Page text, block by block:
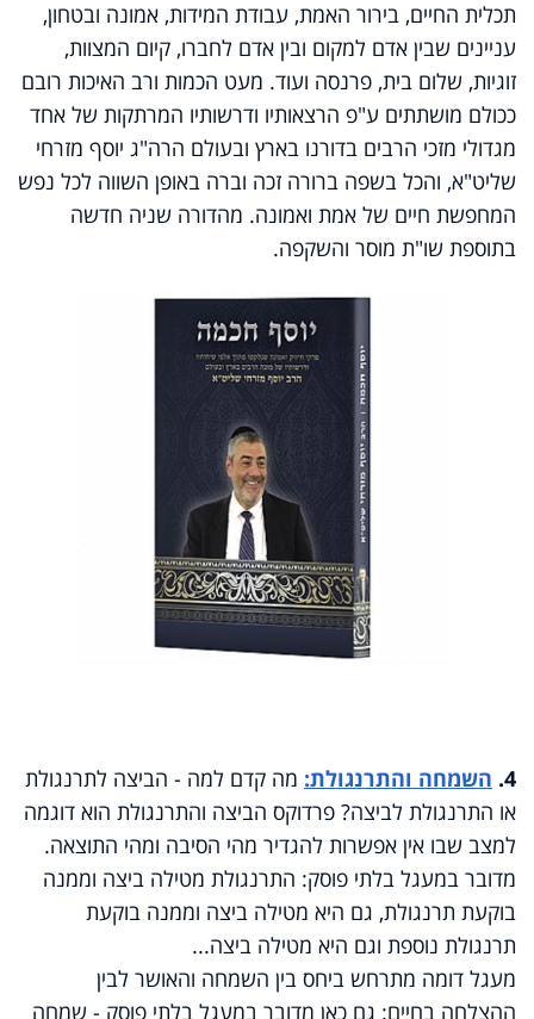
תכלית החיים, בירור האמת, עבודת המידות, אמונה ובטחון,
עניינים שבין אדם למקום ובין אדם לחברו, קיום המצוות,
זוגיות, שלום בית, פרנסה ועוד. מעט הכמות ורב האיכות רובם
ככולם מושתתים ע"פ הרצאותיו ודרשותיו המרתקות של אחד
מגדולי מזכי הרבים בדורנו בארץ ובעולם הרה"ג יוסף מזרחי
שליט"א, והכל בשפה ברורה זכה וברה באופן השווה לכל נפש
המחפשת חיים של אמת ואמונה. מהדורה שניה חדשה
בתוספת שו"ת מוסר והשקפה.
4. השמחה והתרנגולת: מה קדם למה - הביצה לתרנגולת
או התרנגולת לביצה? פרדוקס הביצה והתרנגולת הוא דוגמה
למצב שבו אין אפשרות להגדיר מהי הסיבה ומהי התוצאה.
מדובר במעגל בלתי פוסק: התרנגולת מטילה ביצה וממנה
בוקעת תרנגולת, גם היא מטילה ביצה וממנה בוקעת
תרנגולת נוספת וגם היא מטילה ביצה...
מעגל דומה מתרחש ביחס בין השמחה והאושר לבין
ההצלחה בחיים: גם כאן מדובר במעגל בלתי פוסק - שמחה